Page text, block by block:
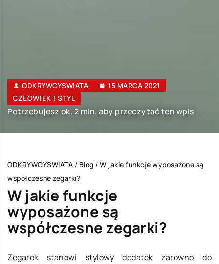
ODKRYWCYSWIATA
15 MARCA 2021
CZŁOWIEK I STYL
Potrzebujesz ok. 2 min. aby przeczytać ten wpis
ODKRYWCYSWIATA / Blog / W jakie funkcje wyposażone są
współczesne zegarki?
W jakie funkcje
wyposażone są
współczesne zegarki?
Zegarek stanowi stylowy dodatek zarówno do